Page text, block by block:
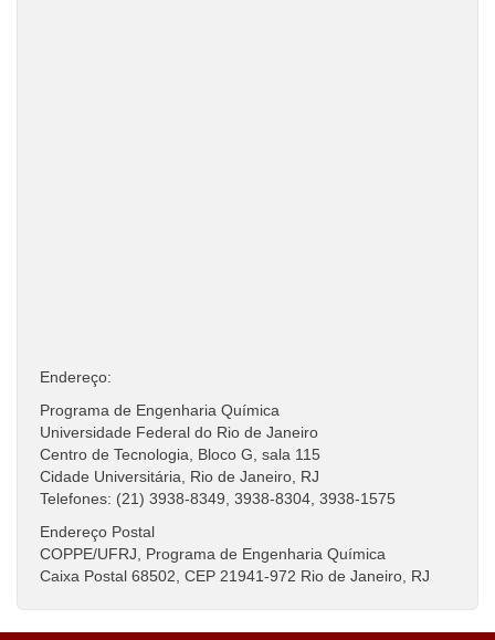
Endereço:
Programa de Engenharia Química
Universidade Federal do Rio de Janeiro
Centro de Tecnologia, Bloco G, sala 115
Cidade Universitária, Rio de Janeiro, RJ
Telefones: (21) 3938-8349, 3938-8304, 3938-1575
Endereço Postal
COPPE/UFRJ, Programa de Engenharia Química
Caixa Postal 68502, CEP 21941-972 Rio de Janeiro, RJ